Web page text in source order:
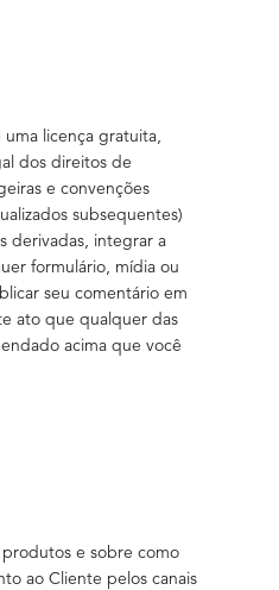
licença gratuita,
dos direitos de
e convenções
subsequentes)
derivadas, integrar a
formulário, mídia ou
seu comentário em
ato que qualquer das
acima que você
e sobre como
ao Cliente pelos canais